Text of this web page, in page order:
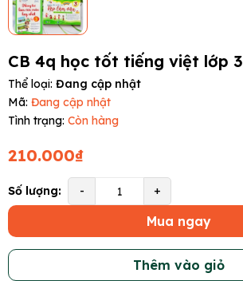
CB 4q học tốt tiếng việt lớp 3
Thể loại: Đang cập nhật
Mã: Đang cập nhật
Tình trạng: Còn hàng
210.000₫
Số lượng: - +
Mua ngay
Thêm vào giỏ